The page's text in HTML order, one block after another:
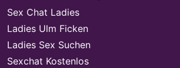
Sex Chat Ladies
Ladies Ulm Ficken
Ladies Sex Suchen
Sexchat Kostenlos